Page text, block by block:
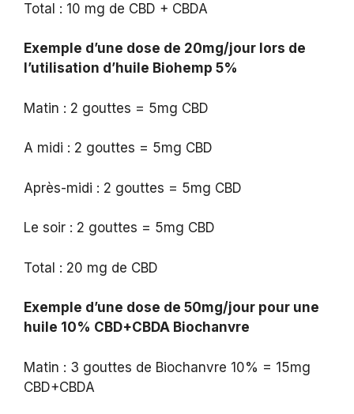
Total : 10 mg de CBD + CBDA
Exemple d’une dose de 20mg/jour lors de
l’utilisation d’huile Biohemp 5%
Matin : 2 gouttes = 5mg CBD
A midi : 2 gouttes = 5mg CBD
Après-midi : 2 gouttes = 5mg CBD
Le soir : 2 gouttes = 5mg CBD
Total : 20 mg de CBD
Exemple d’une dose de 50mg/jour pour une
huile 10% CBD+CBDA Biochanvre
Matin : 3 gouttes de Biochanvre 10% = 15mg
CBD+CBDA